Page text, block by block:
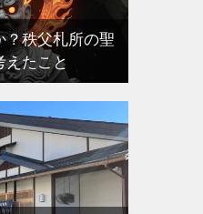
？秩父札所の聖
えたこと